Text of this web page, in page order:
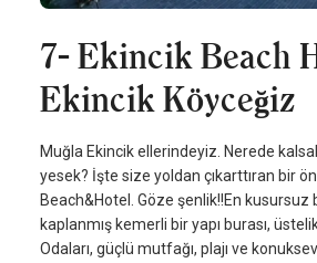
7- Ekincik Beach
Ekincik Köyceğiz
Muğla Ekincik ellerindeyiz. Nerede
yesek? İşte size yoldan çıkarttıran bir
Beach&Hotel. Göze şenlik!!En
kaplanmış kemerli bir yapı burası,
Odaları, güçlü mutfağı, plajı ve